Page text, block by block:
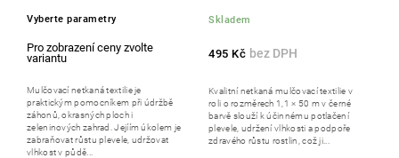
Vyberte parametry
Mulčovací netkaná textilie je
praktickým pomocníkem při údržbě
záhonů, okrasných ploch i
zeleninových zahrad. Jejíím úkolem je
zabraňovat růstu plevele, udržovat
vlhkost v půdě...
Skladem
495 Kč
Kvalitní netkaná mulčovací textilie v
roli o rozměrech 1,1 × 50 m v černé
barvě slouží k účinnému potlačení
plevele, udržení vlhkosti a podpoře
zdravého růstu rostlin, což ji...